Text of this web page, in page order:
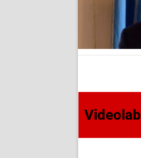
Videolab